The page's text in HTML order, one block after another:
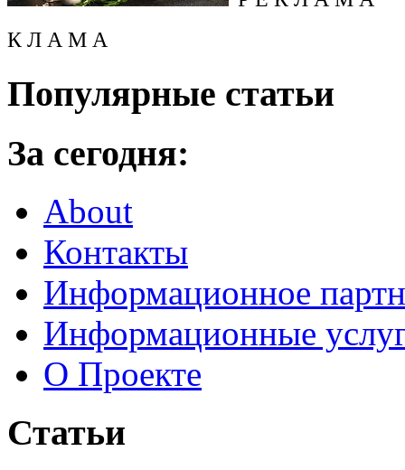
К Л А М А
Популярные статьи
За сегодня:
About
Контакты
Информационное
Информационные
О Проекте
Статьи